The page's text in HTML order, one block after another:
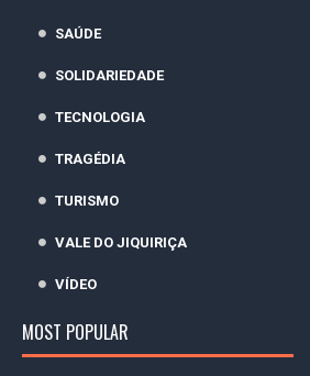
SAÚDE
SOLIDARIEDADE
TECNOLOGIA
TRAGÉDIA
TURISMO
VALE DO JIQUIRIÇA
VÍDEO
MOST POPULAR